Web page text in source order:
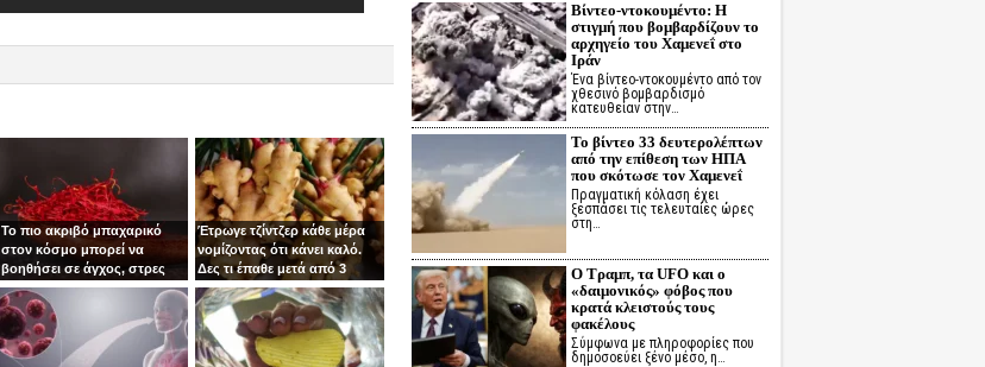
Το πιο ακριβό μπαχαρικό
στον κόσμο μπορεί να
βοηθήσει σε άγχος, στρες
και κατάθλιψη
Έτρωγε τζίντζερ κάθε μέρα
νομίζοντας ότι κάνει καλό.
Δες τι έπαθε μετά από 3
μήνες!
Βίντεο-ντοκουμέντο: Η
στιγμή που βομβαρδίζουν το
αρχηγείο του Χαμενεΐ στο
Ιράν
Ένα βίντεο-ντοκουμέντο από τον
χθεσινό βομβαρδισμό
κατευθείαν στην…
Το βίντεο 33 δευτερολέπτων
από την επίθεση των ΗΠΑ
που σκότωσε τον Χαμενεΐ
Πραγματική κόλαση έχει
ξεσπάσει τις τελευταίες ώρες
στη…
Ο Τραμπ, τα UFO και ο
«δαιμονικός» φόβος που
κρατά κλειστούς τους
φακέλους
Σύμφωνα με πληροφορίες που
δημοσοεύει ξένο μέσο, η…